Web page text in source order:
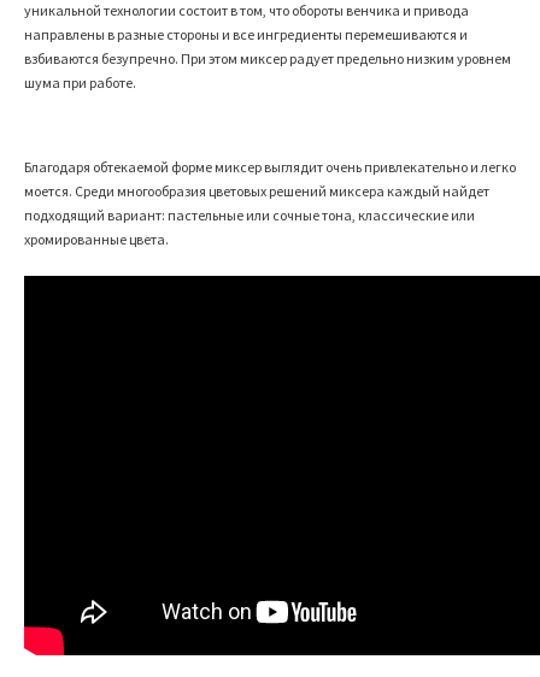
уникальной технологии состоит в том, что обороты венчика и привода
направлены в разные стороны и все ингредиенты перемешиваются и
взбиваются безупречно. При этом миксер радует предельно низким уровнем
шума при работе.
Благодаря обтекаемой форме миксер выглядит очень привлекательно и легко
моется. Среди многообразия цветовых решений миксера каждый найдет
подходящий вариант: пастельные или сочные тона, классические или
хромированные цвета.